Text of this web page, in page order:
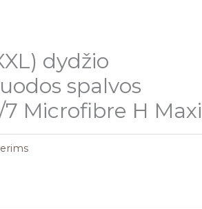
dydžio
spalvos
Microfibre H Maxi